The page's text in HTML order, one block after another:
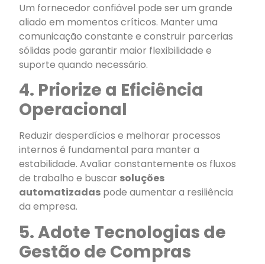
Um fornecedor confiável pode ser um grande
aliado em momentos críticos. Manter uma
comunicação constante e construir parcerias
sólidas pode garantir maior flexibilidade e
suporte quando necessário.
4. Priorize a Eficiência
Operacional
Reduzir desperdícios e melhorar processos
internos é fundamental para manter a
estabilidade. Avaliar constantemente os fluxos
de trabalho e buscar soluções
automatizadas pode aumentar a resiliência
da empresa.
5. Adote Tecnologias de
Gestão de Compras